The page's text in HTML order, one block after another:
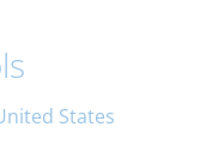
States